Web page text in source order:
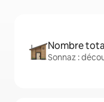
Nombre
Sonnaz :